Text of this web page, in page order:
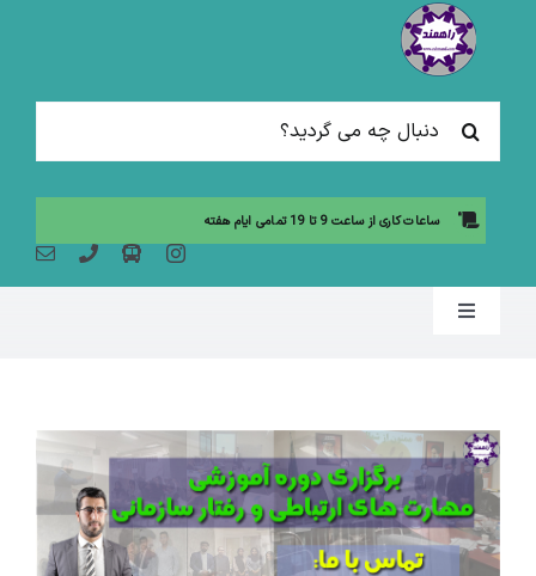
جستجو
برای:
ساعات کاری از ساعت 9 تا 19 تمامی ایام هفته
Toggle
مقالات آموزشی
آموزش حضوری (لیست دوره ها)